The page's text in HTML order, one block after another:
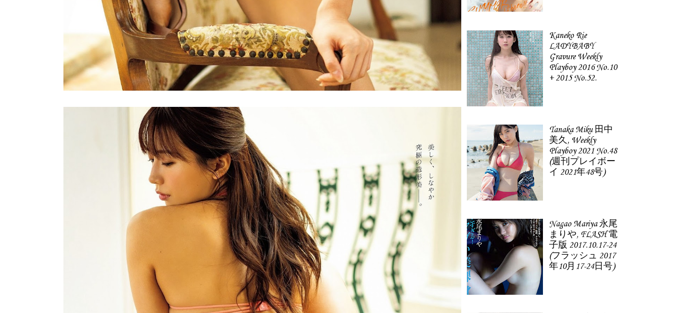
Kaneko Rie
LADYBABY
Gravure Weekly
Playboy 2016 No.10
+ 2015 No.52.
Tanaka Miku 田中
美久, Weekly
Playboy 2021 No.48
(週刊プレイボー
イ 2021年48号)
Nagao Mariya 永尾
まりや, FLASH 電
子版 2017.10.17-24
(フラッシュ 2017
年10月17-24日号)